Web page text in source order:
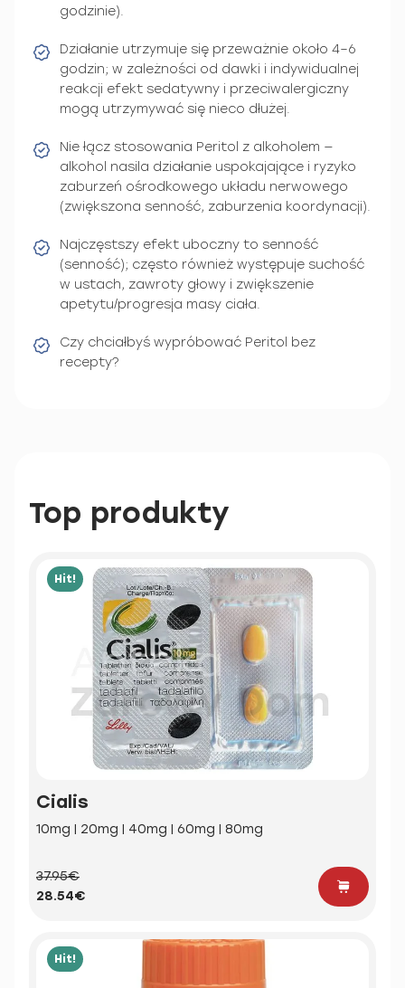
godzinie).
Działanie utrzymuje się przeważnie około 4–6
godzin; w zależności od dawki i indywidualnej
reakcji efekt sedatywny i przeciwalergiczny
mogą utrzymywać się nieco dłużej.
Nie łącz stosowania Peritol z alkoholem —
alkohol nasila działanie uspokajające i ryzyko
zaburzeń ośrodkowego układu nerwowego
(zwiększona senność, zaburzenia koordynacji).
Najczęstszy efekt uboczny to senność
(senność); często również występuje suchość
w ustach, zawroty głowy i zwiększenie
apetytu/progresja masy ciała.
Czy chciałbyś wypróbować Peritol bez
recepty?
Top produkty
Hit!
Cialis
10mg | 20mg | 40mg | 60mg | 80mg
37.95€
28.54€
Hit!